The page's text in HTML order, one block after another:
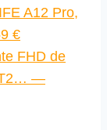
A12 Pro,
€
FHD de
T2… —